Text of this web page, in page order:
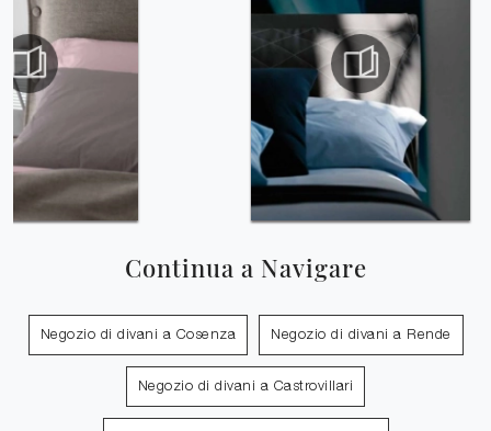
Continua a Navigare
Negozio di divani a Cosenza Negozio di divani a Rende
Negozio di divani a Castrovillari